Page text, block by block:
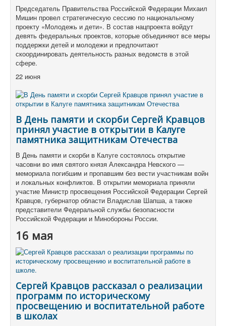
Председатель Правительства Российской Федерации Михаил
Мишин провел стратегическую сессию по национальному
проекту «Молодежь и дети». В состав нацпроекта войдут
девять федеральных проектов, которые объединяют все меры
поддержки детей и молодежи и предпочитают
скоординировать деятельность разных ведомств в этой
сфере.
22 июня
В День памяти и скорби Сергей Кравцов
принял участие в открытии в Калуге
памятника защитникам Отечества
В День памяти и скорби в Калуге состоялось открытие
часовни во имя святого князя Александра Невского —
мемориала погибшим и пропавшим без вести участникам войн
и локальных конфликтов. В открытии мемориала приняли
участие Министр просвещения Российской Федерации Сергей
Кравцов, губернатор области Владислав Шапша, а также
представители Федеральной службы безопасности
Российской Федерации и Минобороны России.
16 мая
Сергей Кравцов рассказал о реализации
программ по историческому
просвещению и воспитательной работе
в школах